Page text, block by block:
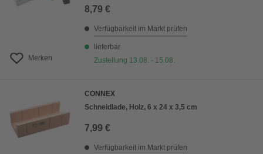
Merken
8,79 €
Verfügbarkeit im Markt prüfen
lieferbar
Zustellung 13.08. - 15.08.
CONNEX
Schneidlade, Holz, 6 x 24 x 3,5 cm
7,99 €
Verfügbarkeit im Markt prüfen